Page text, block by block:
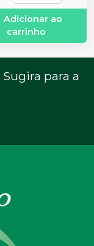
Adicionar ao
carrinho
Sugira para a